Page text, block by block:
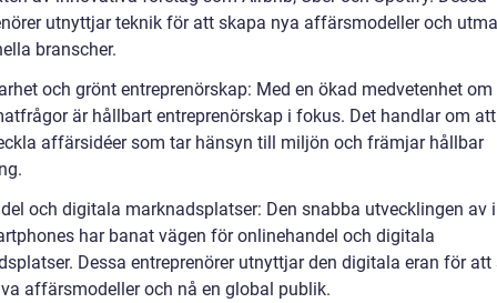
utnyttjar teknik för att skapa nya affärsmodeller och
branscher.
och grönt entreprenörskap: Med en ökad medvetenhet
är hållbart entreprenörskap i fokus. Det handlar om
affärsidéer som tar hänsyn till miljön och främjar hållbar
och digitala marknadsplatser: Den snabba utvecklingen av
har banat vägen för onlinehandel och digitala
Dessa entreprenörer utnyttjar den digitala eran för att
affärsmodeller och nå en global publik.